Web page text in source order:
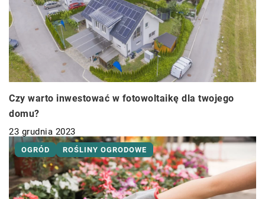
Czy warto inwestować w fotowoltaikę dla twojego
domu?
23 grudnia 2023
OGRÓD ROŚLINY OGRODOWE